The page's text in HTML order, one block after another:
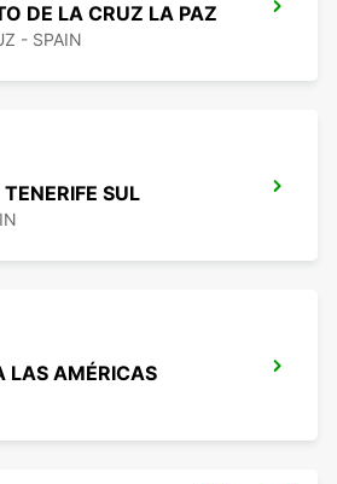
DE LA CRUZ LA PAZ
- SPAIN
SUL
LAS AMÉRICAS